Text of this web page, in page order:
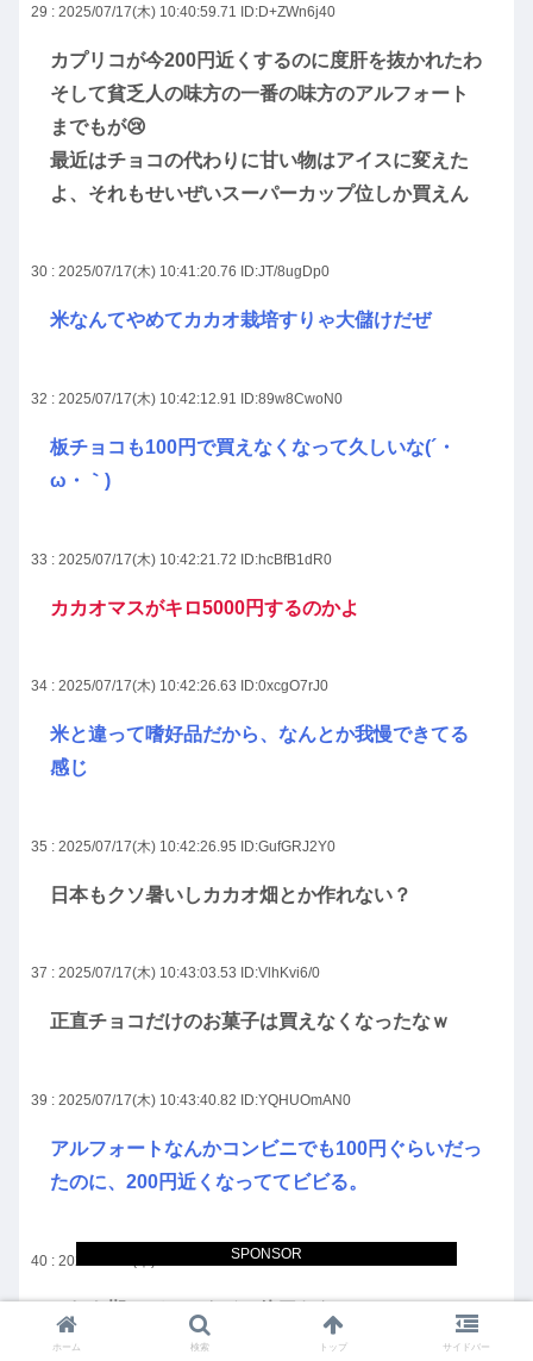
SPONSOR
29 : 2025/07/17(木) 10:40:59.71 ID:D+ZWn6j40
カプリコが今200円近くするのに度肝を抜かれたわ
そして貧乏人の味方の一番の味方のアルフォート
までもが😢
最近はチョコの代わりに甘い物はアイスに変えた
よ、それもせいぜいスーパーカップ位しか買えん
30 : 2025/07/17(木) 10:41:20.76 ID:JT/8ugDp0
米なんてやめてカカオ栽培すりゃ大儲けだぜ
32 : 2025/07/17(木) 10:42:12.91 ID:89w8CwoN0
板チョコも100円で買えなくなって久しいな(´・
ω・｀)
33 : 2025/07/17(木) 10:42:21.72 ID:hcBfB1dR0
カカオマスがキロ5000円するのかよ
34 : 2025/07/17(木) 10:42:26.63 ID:0xcgO7rJ0
米と違って嗜好品だから、なんとか我慢できてる
感じ
35 : 2025/07/17(木) 10:42:26.95 ID:GufGRJ2Y0
日本もクソ暑いしカカオ畑とか作れない？
37 : 2025/07/17(木) 10:43:03.53 ID:VlhKvi6/0
正直チョコだけのお菓子は買えなくなったなｗ
39 : 2025/07/17(木) 10:43:40.82 ID:YQHUOmAN0
アルフォートなんかコンビニでも100円ぐらいだっ
たのに、200円近くなっててビビる。
40 : 2025/07/17(木) 10:43:42.68ID:m0iHXX7k0
ホーム 検索 トップ サイドバー